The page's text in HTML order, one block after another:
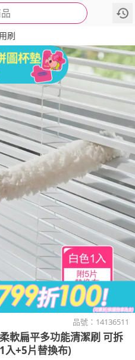
刷
品號： 14136511
軟扁平多功能清潔刷 可拆
入+5片替換布)